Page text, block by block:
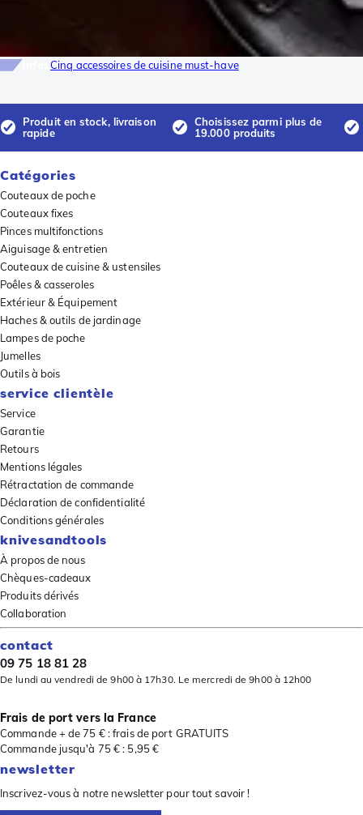
Cinq accessoires de cuisine must-have
Produit en stock, livraison
rapide
Choisissez parmi plus de
19.000 produits
Catégories
Couteaux de poche
Couteaux fixes
Pinces multifonctions
Aiguisage & entretien
Couteaux de cuisine & ustensiles
Poêles & casseroles
Extérieur & Équipement
Haches & outils de jardinage
Lampes de poche
Jumelles
Outils à bois
service clientèle
Service
Garantie
Retours
Mentions légales
Rétractation de commande
Déclaration de confidentialité
Conditions générales
knivesandtools
À propos de nous
Chèques-cadeaux
Produits dérivés
Collaboration
contact
09 75 18 81 28
De lundi au vendredi de 9h00 à 17h30. Le mercredi de 9h00 à 12h00
Frais de port vers la France
Commande + de 75 € : frais de port GRATUITS
Commande jusqu'à 75 € : 5,95 €
newsletter
Inscrivez-vous à notre newsletter pour tout savoir !